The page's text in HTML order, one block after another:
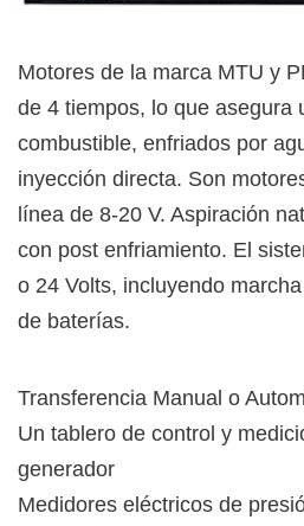
Motores de la marca MTU y
de 4 tiempos, lo que asegura
combustible, enfriados por
inyección directa. Son
línea de 8-20 V. Aspiración
con post enfriamiento. El
o 24 Volts, incluyendo
de baterías.
Transferencia Manual o
Un tablero de control y
generador
Medidores eléctricos de